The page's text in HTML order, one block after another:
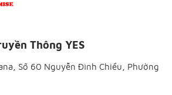
Thông YES
Số 60 Nguyễn Đình Chiểu, Phường